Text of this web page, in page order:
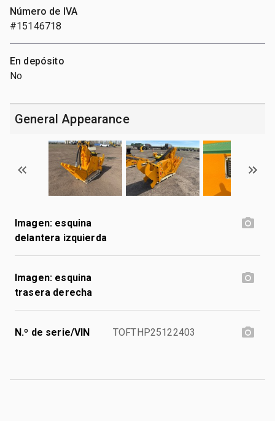
Número de IVA
#15146718
En depósito
No
General Appearance
Imagen: esquina
delantera izquierda
Imagen: esquina
trasera derecha
N.º de serie/VIN TOFTHP25122403